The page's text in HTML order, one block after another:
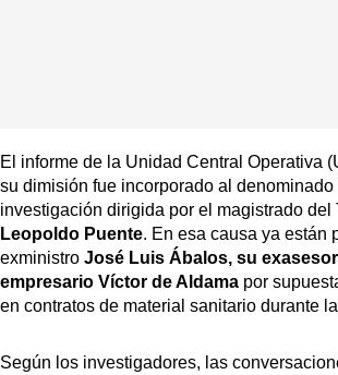
El informe de la Unidad Central Operativa
su dimisión fue incorporado al denominado
investigación dirigida por el magistrado del
Leopoldo Puente. En esa causa ya están
exministro José Luis Ábalos, su
empresario Víctor de Aldama por
en contratos de material sanitario durante
Según los investigadores, las